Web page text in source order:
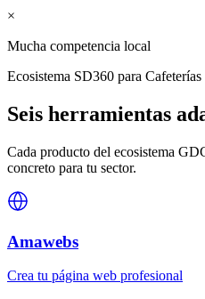
×
Mucha competencia local
Ecosistema SD360 para Cafeterías
Seis herramientas
Cada producto del ecosistema
concreto para tu sector.
Amawebs
Crea tu página web profesional